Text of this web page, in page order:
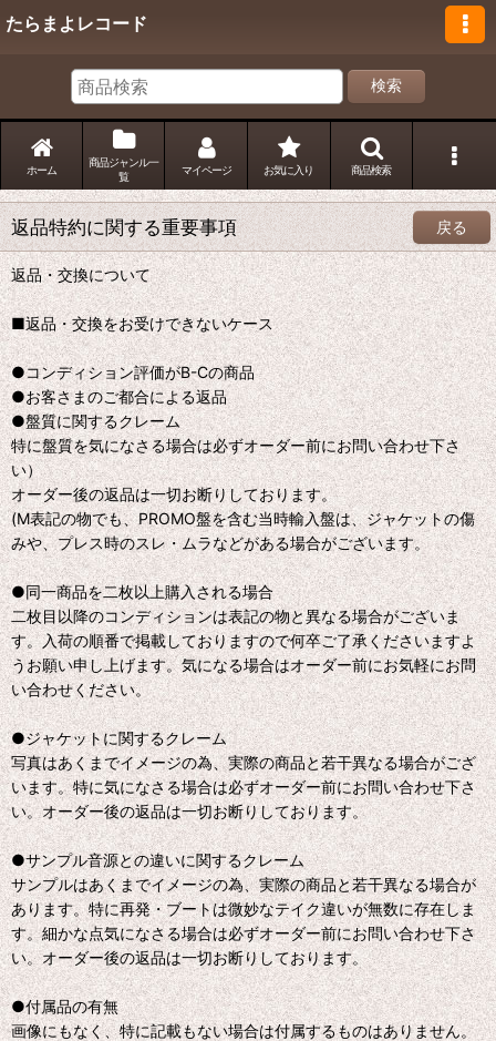
たらまよレコード
検索
ホーム
商品ジャンル一
覧
マイページ お気に入り 商品検索
返品特約に関する重要事項 戻る
返品・交換について
■返品・交換をお受けできないケース
●コンディション評価がB-Cの商品
●お客さまのご都合による返品
●盤質に関するクレーム
特に盤質を気になさる場合は必ずオーダー前にお問い合わせ下さ
い）
オーダー後の返品は一切お断りしております。
(M表記の物でも、PROMO盤を含む当時輸入盤は、ジャケットの傷
みや、プレス時のスレ・ムラなどがある場合がございます。
●同一商品を二枚以上購入される場合
二枚目以降のコンディションは表記の物と異なる場合がございま
す。入荷の順番で掲載しておりますので何卒ご了承くださいますよ
うお願い申し上げます。気になる場合はオーダー前にお気軽にお問
い合わせください。
●ジャケットに関するクレーム
写真はあくまでイメージの為、実際の商品と若干異なる場合がござ
います。特に気になさる場合は必ずオーダー前にお問い合わせ下さ
い。オーダー後の返品は一切お断りしております。
●サンプル音源との違いに関するクレーム
サンプルはあくまでイメージの為、実際の商品と若干異なる場合が
あります。特に再発・ブートは微妙なテイク違いが無数に存在しま
す。細かな点気になさる場合は必ずオーダー前にお問い合わせ下さ
い。オーダー後の返品は一切お断りしております。
●付属品の有無
画像にもなく、特に記載もない場合は付属するものはありません。